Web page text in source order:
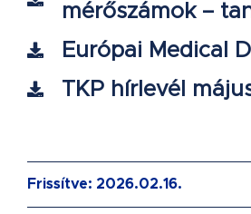
mérőszámok –
Európai Medical
TKP hírlevél
Frissítve: 2026.02.16.